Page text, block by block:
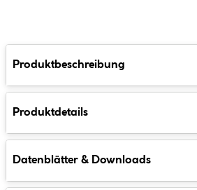
Produktbeschreibung
Produktdetails
Datenblätter & Downloads